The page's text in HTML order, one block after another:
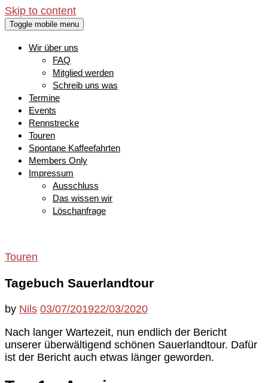
Skip to content
Toggle mobile menu
Wir über uns
FAQ
Mitglied werden
Schreib uns was
Termine
Events
Rennstrecke
Touren
Spontane Kaffeefahrten
Members Only
Impressum
Ausschluss
Das wissen wir
Löschanfrage
Touren
Tagebuch Sauerlandtour
by Nils 03/07/201922/03/2020
Nach langer Wartezeit, nun endlich der Bericht
unserer überwältigend schönen Sauerlandtour. Dafür
ist der Bericht auch etwas länger geworden.